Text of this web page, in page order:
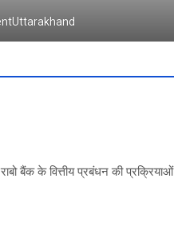
बैंक के वित्तीय प्रबंधन की प्रक्रियाओं